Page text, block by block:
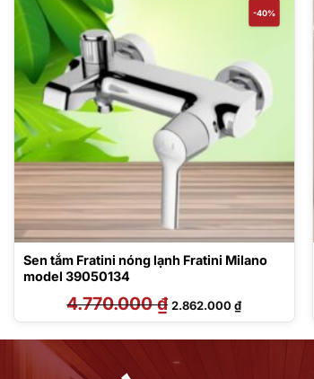
-40%
Sen tắm Fratini nóng lạnh Fratini Milano
model 39050134
4.770.000₫ Giá
gốc
là:
2.862.000₫Giá
hiện
tại
2.862.000 ₫.
₫.